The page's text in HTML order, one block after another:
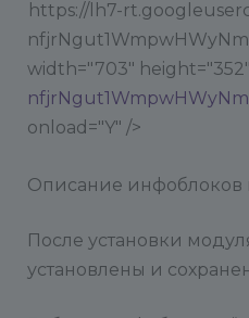
https://lh7-
width="703"
onload="Y" />
Описание инфоблоков
После установки
установлены и